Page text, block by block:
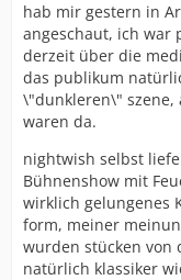
hab mir gestern in
angeschaut, ich war
derzeit über die
das publikum
\"dunkleren\" szene,
waren da.
nightwish selbst
Bühnenshow mit
wirklich gelungenes
form, meiner
wurden stücken von
natürlich klassiker